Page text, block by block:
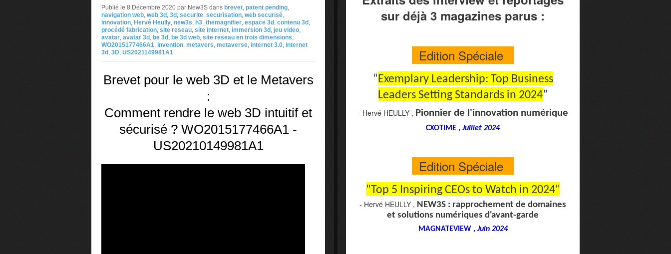
Publié le 8 Décembre 2020 par New3S dans brevet patent pending
navigation web web 3d 3d securite securisation web securisé
innovation Hervé Heully new3s h3_themagnifier espace 3d contenu 3d
procédé fabrication site reseau site internet immersion 3d jeu video
avatar avatar 3d be 3d be 3d web site reseau en trois dimensions
WO2015177466A1 invention metavers metaverse internet 3.0 internet
3d 3D US2021149981A1
Brevet pour le web 3D et le Metavers
:
Comment rendre le web 3D intuitif et
sécurisé ? WO2015177466A1 -
US20210149981A1
sur déjà 3 magazines parus :
Edition Spéciale
“Exemplary Leadership: Top Business
Leaders Setting Standards in 2024”
- Hervé HEULLY , Pionnier de l'innovation numérique
CXOTIME , Juillet 2024
Edition Spéciale
"Top 5 Inspiring CEOs to Watch in 2024"
- Hervé HEULLY , NEW3S : rapprochement de domaines
et solutions numériques d'avant-garde
MAGNATEVIEW , Juin 2024